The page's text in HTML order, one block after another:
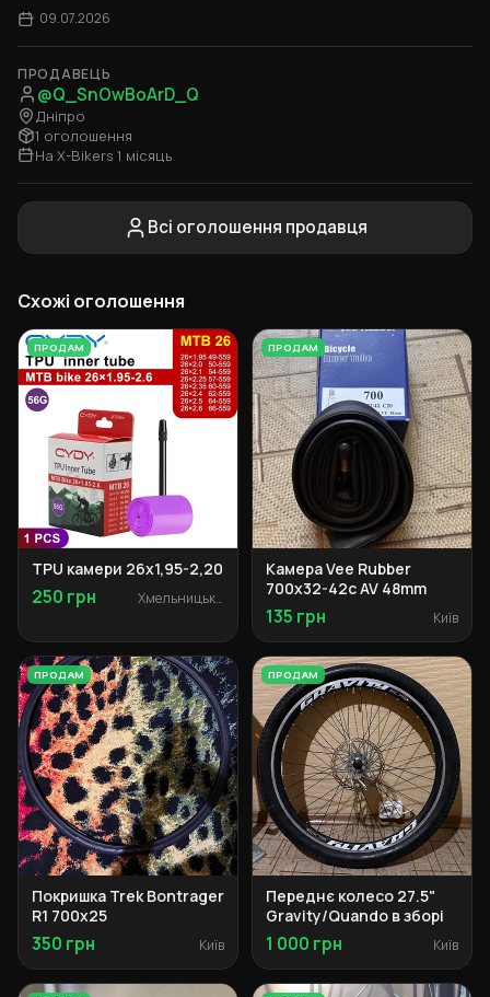
09.07.2026
ПРОДАВЕЦЬ
@Q_SnOwBoArD_Q
Дніпро
1 оголошення
На X-Bikers 1 місяць
Всі оголошення продавця
Схожі оголошення
ПРОДАМ
TPU камери 26х1,95-2,20
250 грн Хмельницький
ПРОДАМ
Камера Vee Rubber
700x32-42c AV 48mm
135 грн Київ
ПРОДАМ
Покришка Trek Bontrager
R1 700x25
350 грн Київ
ПРОДАМ
Переднє колесо 27.5"
Gravity/Quando в зборі
1 000 грн Київ